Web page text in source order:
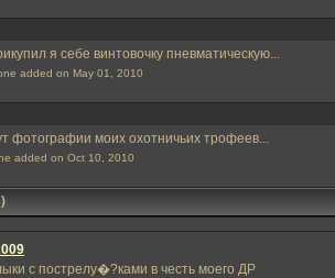
я себе винтовочку пневматическую...
added on May 01, 2010
фотографии моих охотничьих трофеев...
added on Oct 10, 2010
с пострелу�?ками в честь моего ДР